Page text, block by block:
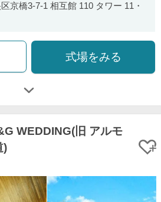
京橋3-7-1 相互館 110 タワー 11・
式場をみる
WEDDING(旧 アルモ
)